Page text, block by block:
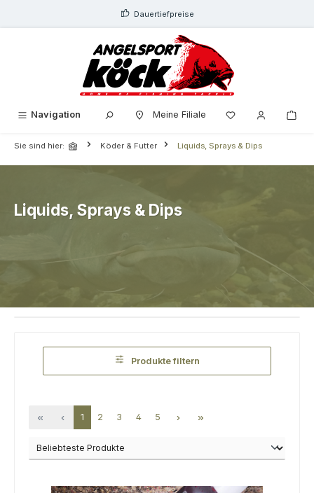
Dauertiefpreise
Navigation Meine Filiale
Sie sind hier: Köder & Futter Liquids, Sprays & Dips
Liquids, Sprays & Dips
Produkte filtern
1 2 3 4 5